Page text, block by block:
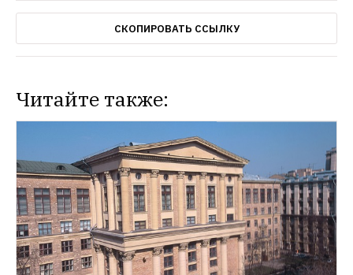
СКОПИРОВАТЬ ССЫЛКУ
Читайте также: